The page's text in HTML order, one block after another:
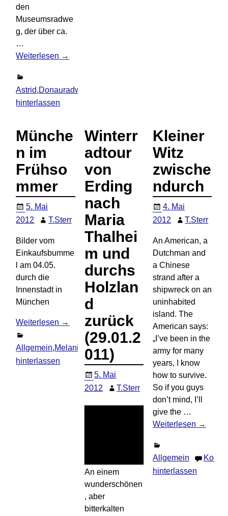
den
Museumsradwe
g, der über ca.
…
Weiterlesen →
Astrid,Donauradweg
hinterlassen
Münche
n im
Frühso
mmer
5. Mai
2012
T.Sterr
Bilder vom
Einkaufsbumme
l am 04.05.
durch die
Innenstadt in
München
Weiterlesen →
Allgemein,Melanie ,Thomas
Kommentar
hinterlassen
Winterr
adtour
von
Erding
nach
Maria
Thalhei
m und
durchs
Holzlan
d
zurück
(29.01.2
011)
5. Mai
2012
T.Sterr
An einem
wunderschönen
, aber
bitterkalten
Kleiner
Witz
zwische
ndurch
4. Mai
2012
T.Sterr
An American, a
Dutchman and
a Chinese
strand after a
shipwreck on an
uninhabited
island. The
American says:
„I’ve been in the
army for many
years, I know
how to survive.
So if you guys
don’t mind, I’ll
give the …
Weiterlesen →
Allgemein
hinterlassen